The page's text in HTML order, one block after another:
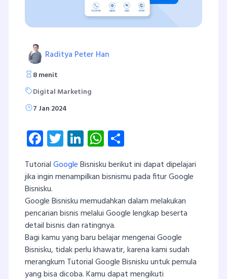
Raditya Peter Han
8 menit
Digital Marketing
7 Jan 2024
Facebook
Twitter
LinkedInWhatsApp
TutorialGoogleBisnisku berikut ini dapat dipelajari
jika ingin menampilkan bisnismu pada fitur Google
Bisnisku.
Google Bisnisku memudahkan dalam melakukan
pencarian bisnis melalui Google lengkap beserta
detail bisnis dan ratingnya.
Bagi kamu yang baru belajar mengenai Google
Bisnisku, tidak perlu khawatir, karena kami sudah
merangkum Tutorial Google Bisnisku untuk pemula
yang bisa dicoba. Kamu dapat mengikuti